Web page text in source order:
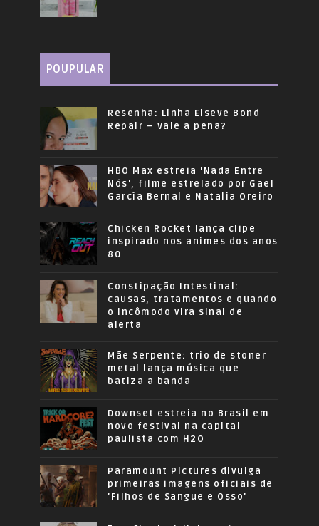
POUPULAR
Resenha: Linha Elseve Bond
Repair – Vale a pena?
HBO Max estreia 'Nada Entre
Nós', filme estrelado por Gael
García Bernal e Natalia Oreiro
Chicken Rocket lança clipe
inspirado nos animes dos anos
80
Constipação Intestinal:
causas, tratamentos e quando
o incômodo vira sinal de
alerta
Mãe Serpente: trio de stoner
metal lança música que
batiza a banda
Downset estreia no Brasil em
novo festival na capital
paulista com H2O
Paramount Pictures divulga
primeiras imagens oficiais de
'Filhos de Sangue e Osso'